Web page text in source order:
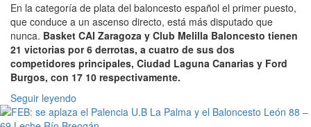
En la categoría de plata del baloncesto español el primer puesto,
que conduce a un ascenso directo, está más disputado que
nunca. Basket CAI Zaragoza y Club Melilla Baloncesto tienen
21 victorias por 6 derrotas, a cuatro de sus dos
competidores principales, Ciudad Laguna Canarias y Ford
Burgos, con 17 10 respectivamente.
Seguir leyendo